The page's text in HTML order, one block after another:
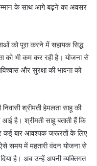
के साथ आगे बढ़ने का अवसर
को पूरा करने में सहायक सिद्ध
को भी कम कर रही है। योजना से
और सुरक्षा की भावना को
श्रीमती हेमलता साहू की
है। श्रीमती साहू बताती हैं कि
कई बार आवश्यक जरूरतों के लिए
समय में महतारी वंदन योजना से
है। अब उन्हें अपनी व्यक्तिगत